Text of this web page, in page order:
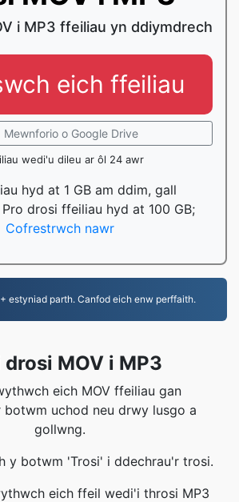
i MP3 ffeiliau yn ddiymdrech
eich ffeiliau
Mewnforio o Google Drive
wedi'u dileu ar ôl 24 awr
hyd at 1 GB am ddim, gall
drosi ffeiliau hyd at 100 GB;
Cofrestrwch nawr
estyniad parth. Canfod eich enw perffaith.
drosi MOV i MP3
eich MOV ffeiliau gan
uchod neu drwy lusgo a
gollwng.
y botwm 'Trosi' i ddechrau'r trosi.
eich ffeil wedi'i throsi MP3